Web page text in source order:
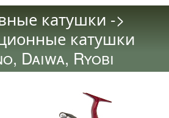
катушки ->
катушки
Daiwa, Ryobi